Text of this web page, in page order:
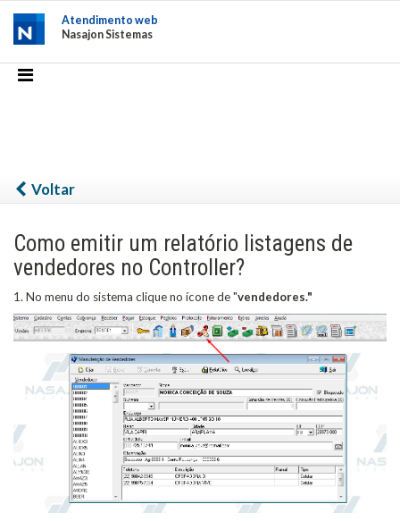
Atendimento web
Nasajon Sistemas
Voltar
Como emitir um relatório listagens de
vendedores no Controller?
1. No menu do sistema clique no ícone de "vendedores."